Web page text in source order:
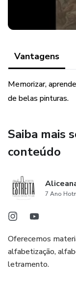
Vantagens
Memorizar,
de belas pinturas.
Saiba mais
conteúdo
7 Ano
Oferecemos
alfabetização,
letramento.